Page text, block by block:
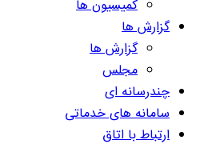
کمیسیون ها
گزارش ها
گزارش ها
مجلس
چندرسانه ای
سامانه های خدماتی
ارتباط با اتاق